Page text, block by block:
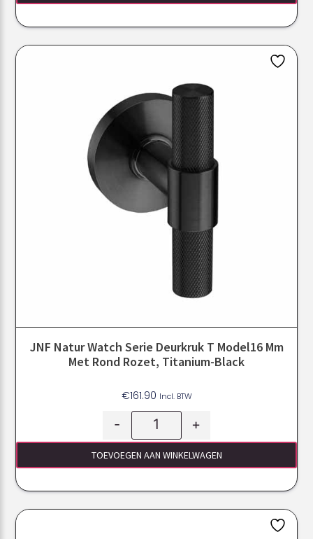
JNF Natur Watch Serie Deurkruk T Model16 Mm
Met Rond Rozet, Titanium-Black
€161.90 Incl. BTW
- +
TOEVOEGEN AAN WINKELWAGEN